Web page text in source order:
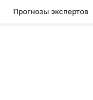
Прогнозы экспертов